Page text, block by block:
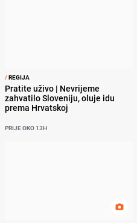
/REGIJA
Pratite uživo | Nevrijeme
zahvatilo Sloveniju, oluje idu
prema Hrvatskoj
PRIJE OKO 13H